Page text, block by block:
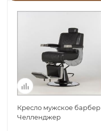
Кресло мужское барбер
Челленджер